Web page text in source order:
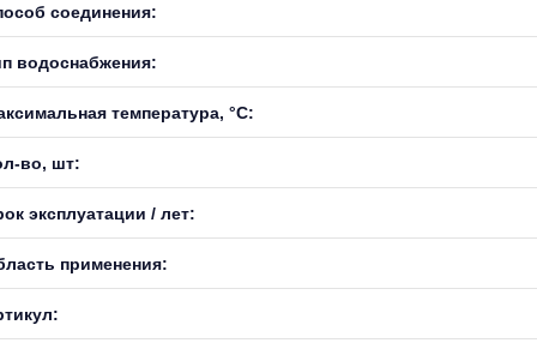
соединения:
водоснабжения:
температура, °С:
во, шт:
эксплуатации / лет:
применения: